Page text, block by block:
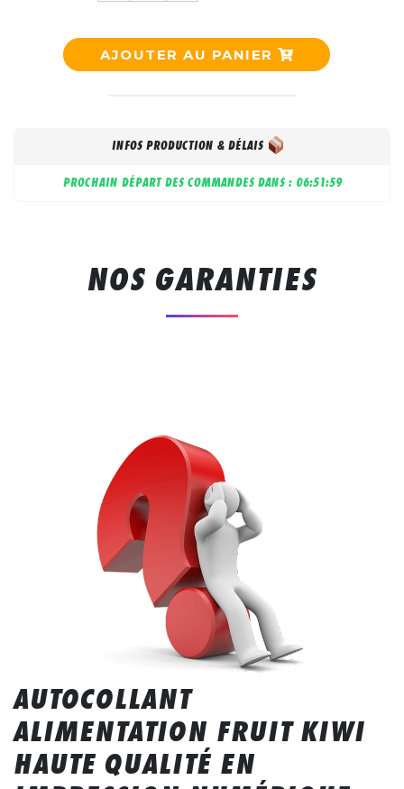
AJOUTER AU PANIER
INFOS PRODUCTION & DÉLAIS
PROCHAIN DÉPART DES COMMANDES DANS : 06:51:58
NOS GARANTIES
AUTOCOLLANT
ALIMENTATION FRUIT KIWI
HAUTE QUALITÉ EN